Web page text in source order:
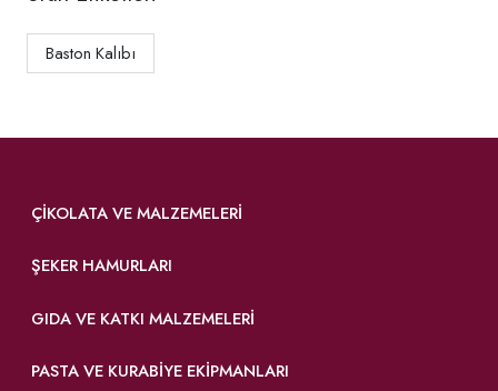
Baston Kalıbı
ÇIKOLATA VE MALZEMELERI
ŞEKER HAMURLARI
GIDA VE KATKI MALZEMELERI
PASTA VE KURABIYE EKIPMANLARI